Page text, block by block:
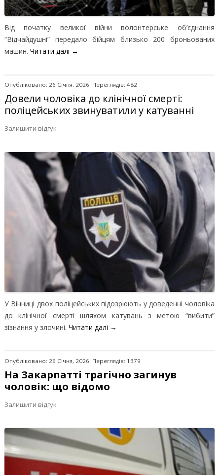
Від початку великої війни волонтерське об’єднання
“Відчайдушні” передало бійцям близько 200 броньованих
машин. Читати далі →
Опубліковано: 26 Січня, 2026. Переглядів: 482
Довели чоловіка до клінічної смерті:
поліцейських звинуватили у катуванні
Залишити відгук
У Вінниці двох поліцейських підозрюють у доведенні чоловіка
до клінічної смерті шляхом катувань з метою “вибити”
зізнання у злочині. Читати далі →
Опубліковано: 26 Січня, 2026. Переглядів: 1379
На Закарпатті трагічно загинув
чоловік: що відомо
Залишити відгук